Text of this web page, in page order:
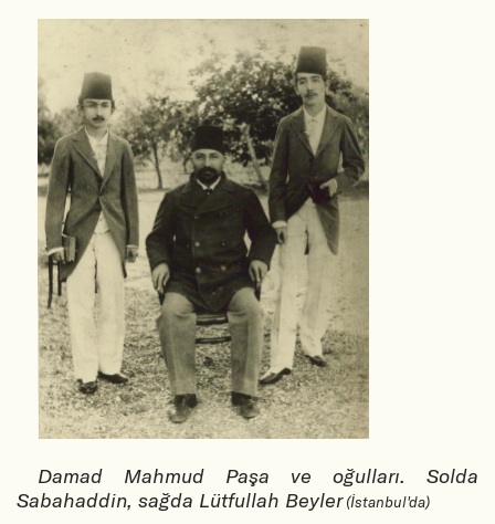
Damad Mahmud Paşa ve oğulları. Solda
Sabahaddin, sağda Lütfullah Beyler (İstanbul'da)